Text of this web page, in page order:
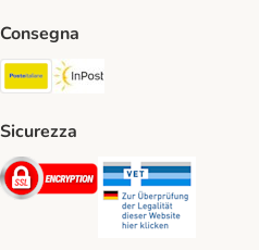
Consegna
Poste Italiane. Shipping Method
Sicurezza
Security